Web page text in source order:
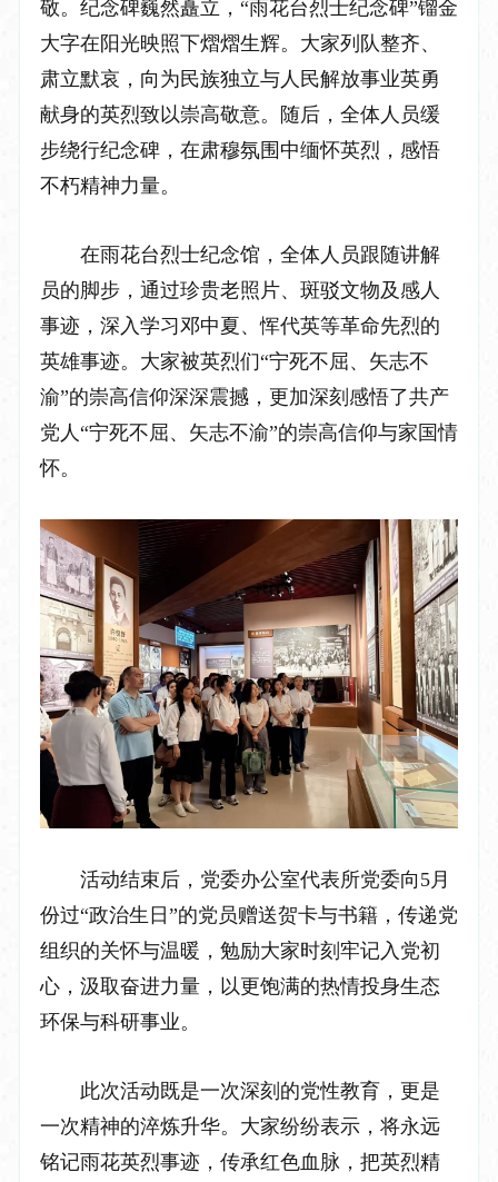
敬。纪念碑巍然矗立，“雨花台烈士纪念碑”镏金
大字在阳光映照下熠熠生辉。大家列队整齐、
肃立默哀，向为民族独立与人民解放事业英勇
献身的英烈致以崇高敬意。随后，全体人员缓
步绕行纪念碑，在肃穆氛围中缅怀英烈，感悟
不朽精神力量。
在雨花台烈士纪念馆，全体人员跟随讲解
员的脚步，通过珍贵老照片、斑驳文物及感人
事迹，深入学习邓中夏、恽代英等革命先烈的
英雄事迹。大家被英烈们“宁死不屈、矢志不
渝”的崇高信仰深深震撼，更加深刻感悟了共产
党人“宁死不屈、矢志不渝”的崇高信仰与家国情
怀。
活动结束后，党委办公室代表所党委向5月
份过“政治生日”的党员赠送贺卡与书籍，传递党
组织的关怀与温暖，勉励大家时刻牢记入党初
心，汲取奋进力量，以更饱满的热情投身生态
环保与科研事业。
此次活动既是一次深刻的党性教育，更是
一次精神的淬炼升华。大家纷纷表示，将永远
铭记雨花英烈事迹，传承红色血脉，把英烈精